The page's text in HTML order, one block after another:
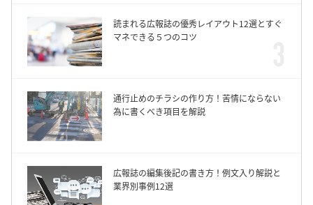
読まれる広報誌の優秀レイアウト12選とすぐ
マネできる５つのコツ
通行止めのチラシの作り方！苦情にならない
為に書くべき項目を解説
広報誌の編集後記の書き方！例文入り解説と
業界別事例12選